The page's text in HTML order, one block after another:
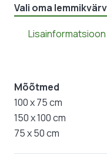
Vali oma
Lisainformatsioon
Mõõtmed
100 x 75 cm
150 x 100 cm
75 x 50 cm